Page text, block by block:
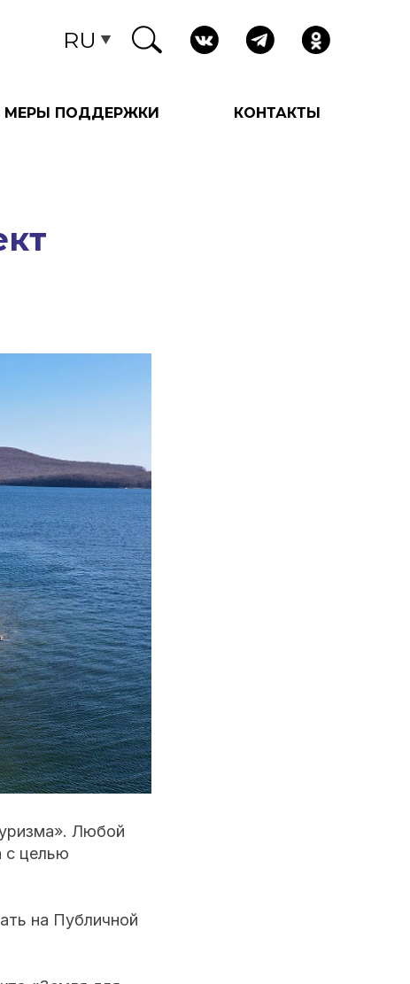
RU
МЕРЫ ПОДДЕРЖКИ КОНТАКТЫ
Любой
с целью
на Публичной